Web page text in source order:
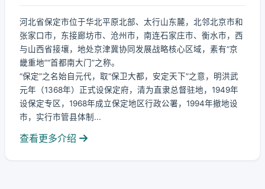
河北省保定市位于华北平原北部、太行山东麓，北邻北京市和
张家口市，东接廊坊市、沧州市，南连石家庄市、衡水市，西
与山西省接壤，地处京津冀协同发展战略核心区域，素有“京
畿重地”“首都南大门”之称。
“保定”之名始自元代，取“保卫大都，安定天下”之意，明洪武
元年（1368年）正式设保定府，清为直隶总督驻地，1949年
设保定专区，1968年成立保定地区行政公署，1994年撤地设
市，实行市管县体制...
查看更多介绍